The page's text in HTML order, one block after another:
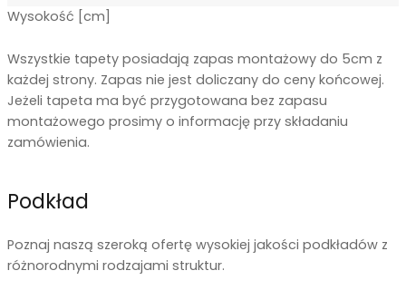
Wysokość [cm]
Wszystkie tapety posiadają zapas montażowy do 5cm z
każdej strony. Zapas nie jest doliczany do ceny końcowej.
Jeżeli tapeta ma być przygotowana bez zapasu
montażowego prosimy o informację przy składaniu
zamówienia.
Podkład
Poznaj naszą szeroką ofertę wysokiej jakości podkładów z
różnorodnymi rodzajami struktur.